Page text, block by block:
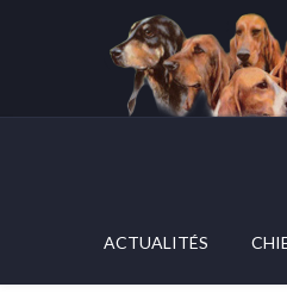
ACTUALITÉS